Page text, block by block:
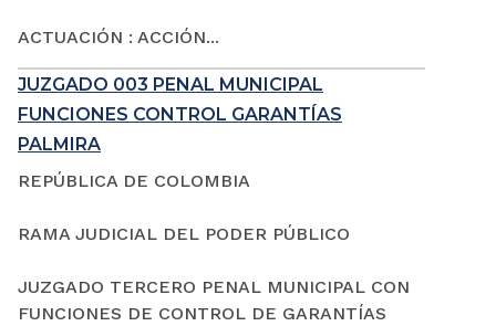
ACTUACIÓN : ACCIÓN...
JUZGADO 003 PENAL MUNICIPAL
FUNCIONES CONTROL GARANTÍAS
PALMIRA
REPÚBLICA DE COLOMBIA
RAMA JUDICIAL DEL PODER PÚBLICO
JUZGADO TERCERO PENAL MUNICIPAL CON
FUNCIONES DE CONTROL DE GARANTÍAS